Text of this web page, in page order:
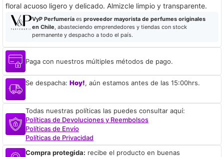
floral acuoso ligero y delicado. Almizcle limpio y transparente.
VyP Perfumeríaes proveedor mayorista de perfumes originales
en Chile, abasteciendo emprendedores y tiendas con stock
permanente y despacho a todo el país.
Paga con nuestros múltiples métodos de pago.
Se despacha: Hoy!, aún estamos antes de las 15:00hrs.
Todas nuestras políticas las puedes consultar aquí:
Políticas de Devoluciones y Reembolsos
Políticas de Envío
Políticas de Privacidad
Compra protegida: recibe el producto en buenas